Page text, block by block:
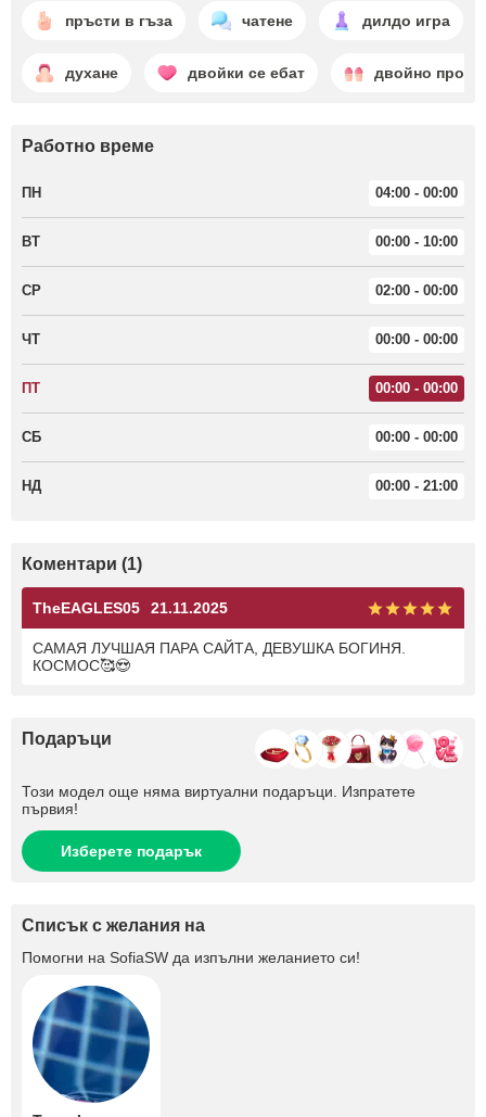
пръсти в гъза чатене дилдо игра
духане двойки се ебат двойно
Работно време
ПН 04:00 - 00:00
ВТ 00:00 - 10:00
СР 02:00 - 00:00
ЧТ 00:00 - 00:00
ПТ 00:00 - 00:00
СБ 00:00 - 00:00
НД 00:00 - 21:00
Коментари (1)
TheEAGLES05 21.11.2025
САМАЯ ЛУЧШАЯ ПАРА САЙТА, ДЕВУШКА БОГИНЯ.
КОСМОС🥰😍
Подаръци
Този модел още няма виртуални подаръци. Изпратете
първия!
Изберете подарък
Списък с желания на
Помогни на SofiaSW да изпълни желанието си!